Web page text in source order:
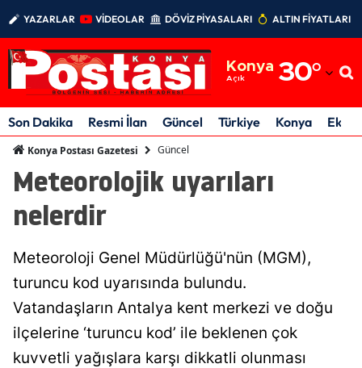
YAZARLAR VİDEOLAR DÖVİZ PİYASALARI ALTIN FİYATLARI
Konya
Açık 30°
Adıyaman
Afyonkarahisar
Amasya
Antalya
Aydın
Balıkesir
Son Dakika Resmi İlan Güncel Türkiye Konya
Konya Postası Gazetesi Güncel
Meteorolojik uyarıları
nelerdir
Meteoroloji Genel Müdürlüğü'nün (MGM),
turuncu kod uyarısında bulundu.
Vatandaşların Antalya kent merkezi ve doğu
ilçelerine ‘turuncu kod’ ile beklenen çok
kuvvetli yağışlara karşı dikkatli olunması